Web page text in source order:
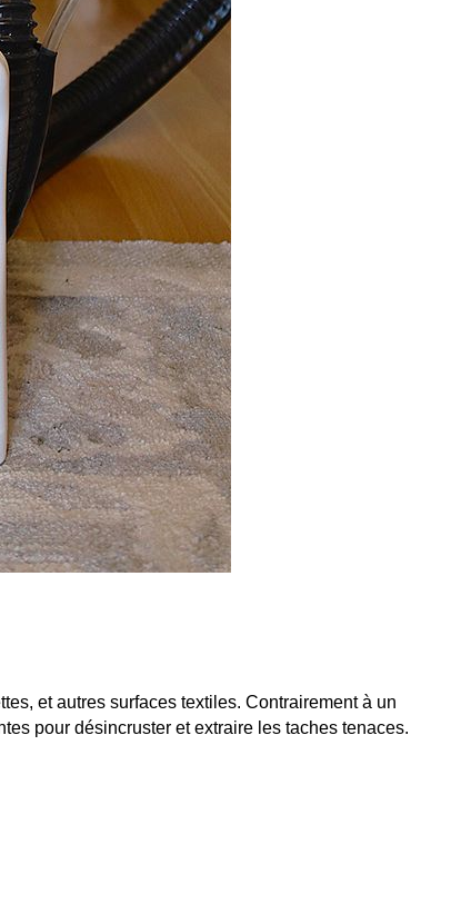
et autres surfaces textiles. Contrairement à un
pour désincruster et extraire les taches tenaces.